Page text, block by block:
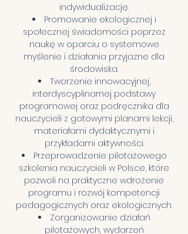
indywidualizację.
Promowanie ekologicznej i
społecznej świadomości poprzez
naukę w oparciu o systemowe
myślenie i działania przyjazne dla
środowiska.
Tworzenie innowacyjnej,
interdyscyplinarnej podstawy
programowej oraz podręcznika dla
nauczycieli z gotowymi planami lekcji,
materiałami dydaktycznymi i
przykładami aktywności.
Przeprowadzenie pilotażowego
szkolenia nauczycieli w Polsce, które
pozwoli na praktyczne wdrożenie
programu i rozwój kompetencji
pedagogicznych oraz ekologicznych.
Zorganizowanie działań
pilotażowych, wydarzeń